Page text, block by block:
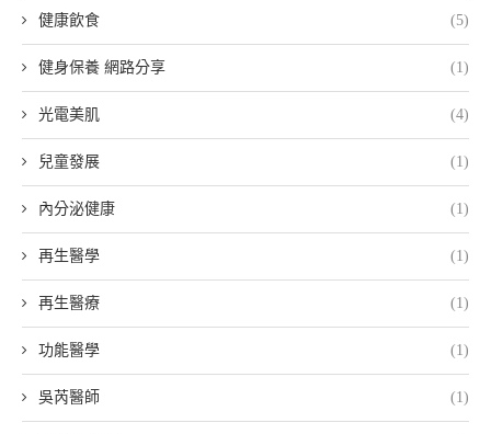
健康飲食 (5)
健身保養 網路分享 (1)
光電美肌 (4)
兒童發展 (1)
內分泌健康 (1)
再生醫學 (1)
再生醫療 (1)
功能醫學 (1)
吳芮醫師 (1)